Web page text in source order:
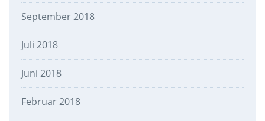
September 2018
Juli 2018
Juni 2018
Februar 2018